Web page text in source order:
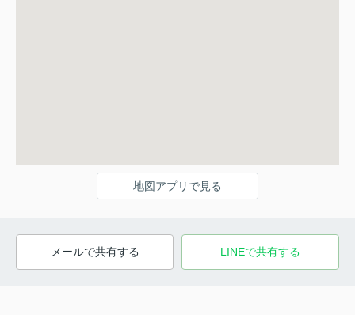
地図アプリで見る
メールで共有する LINEで共有する